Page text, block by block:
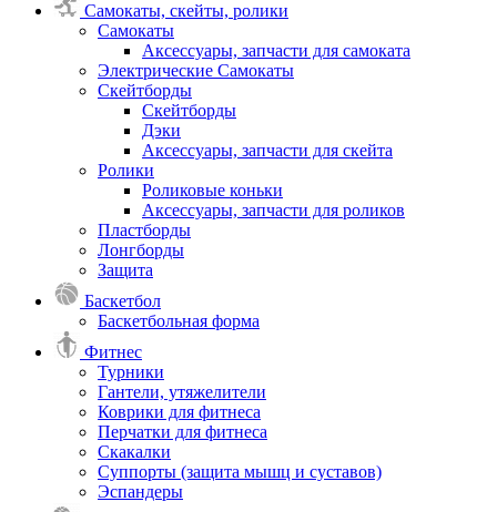
Самокаты, скейты, ролики
Самокаты
Аксессуары, запчасти для самоката
Электрические Самокаты
Скейтборды
Скейтборды
Дэки
Аксессуары, запчасти для скейта
Ролики
Роликовые коньки
Аксессуары, запчасти для роликов
Пластборды
Лонгборды
Защита
Баскетбол
Баскетбольная форма
Фитнес
Турники
Гантели, утяжелители
Коврики для фитнеса
Перчатки для фитнеса
Скакалки
Суппорты (защита мышц и суставов)
Эспандеры